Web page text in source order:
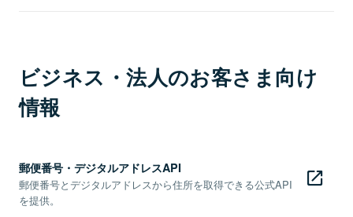
ビジネス・法人のお客さま向け
情報
郵便番号・デジタルアドレスAPI
郵便番号とデジタルアドレスから住所を取得できる公式API
を提供。